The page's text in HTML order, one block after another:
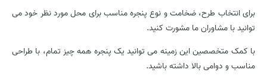
برای انتخاب طرح، ضخامت و نوع پنجره مناسب برای محل مورد نظر خود می
توانید با مشاوران ما مشورت کنید.
با کمک متخصصین این زمینه می توانید یک پنجره همه چیز تمام، با طراحی
مناسب و دوامی بالا داشته باشید.